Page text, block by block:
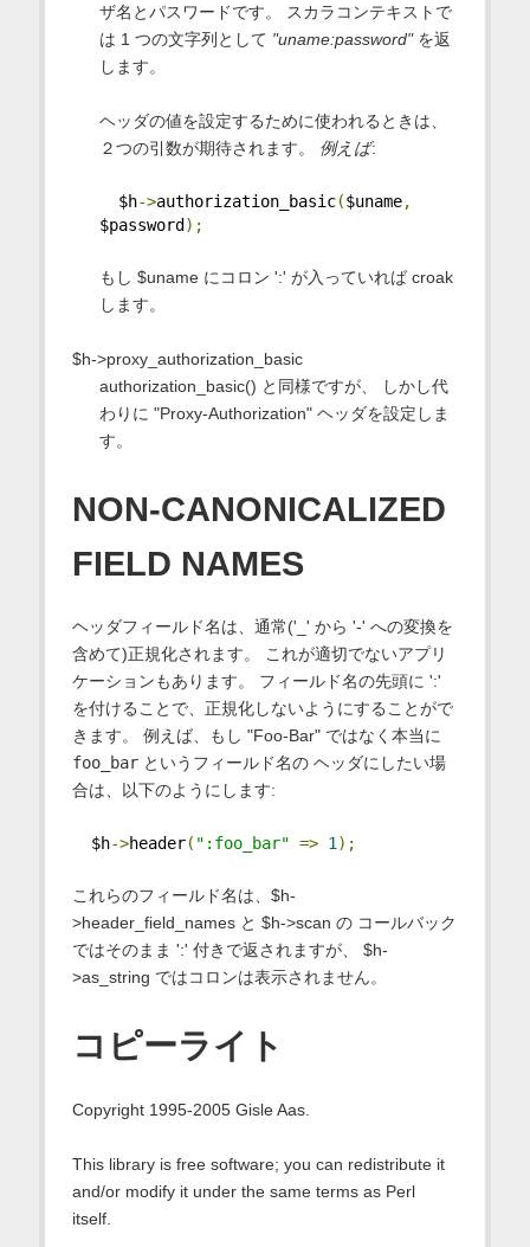
ザ名とパスワードです。 スカラコンテキストで
は 1 つの文字列として "uname:password"を返
します。
ヘッダの値を設定するために使われるときは、
２つの引数が期待されます。 例えば:
$h->authorization_basic($uname,
$password );
もし $uname にコロン ':' が入っていれば croak
します。
$h->proxy_authorization_basic
authorization_basic() と同様ですが、 しかし代
わりに "Proxy-Authorization" ヘッダを設定しま
す。
NON-CANONICALIZED
FIELD NAMES
ヘッダフィールド名は、通常('_' から '-' への変換を
含めて)正規化されます。 これが適切でないアプリ
ケーションもあります。 フィールド名の先頭に ':'
を付けることで、正規化しないようにすることがで
きます。 例えば、もし "Foo-Bar" ではなく本当に
foo_barというフィールド名の ヘッダにしたい場
合は、以下のようにします:
$h->header( ":foo_bar" => 1);
これらのフィールド名は、$h-
>header_field_names と $h->scan の コールバック
ではそのまま ':' 付きで返されますが、 $h-
>as_string ではコロンは表示されません。
コピーライト
Copyright 1995-2005 Gisle Aas.
This library is free software; you can redistribute it
and/or modify it under the same terms as Perl
itself.